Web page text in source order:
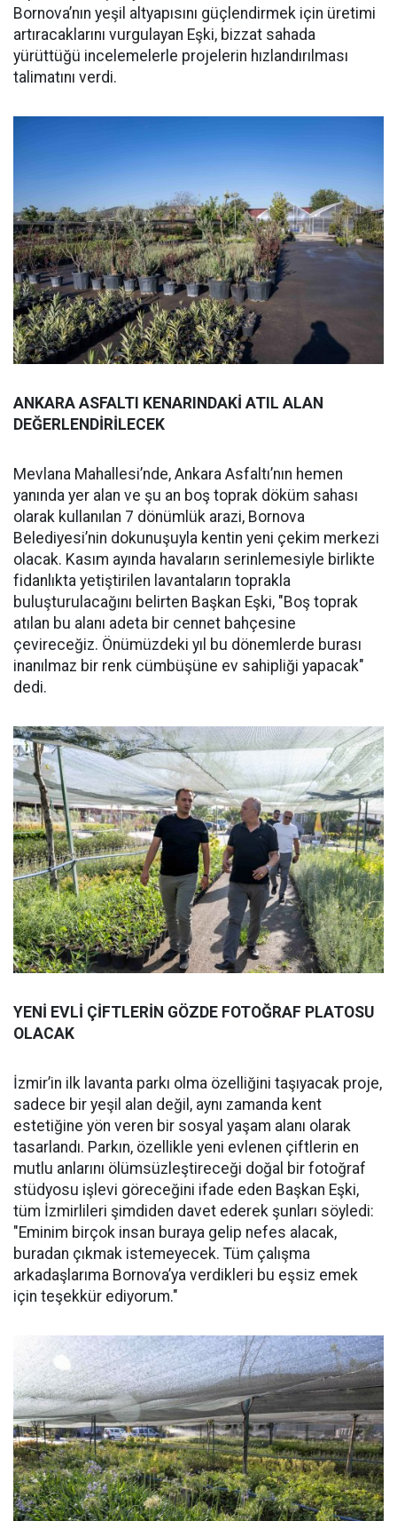
Bornova’nın yeşil altyapısını güçlendirmek için üretimi
artıracaklarını vurgulayan Eşki, bizzat sahada
yürüttüğü incelemelerle projelerin hızlandırılması
talimatını verdi.
ANKARA ASFALTI KENARINDAKİ ATIL ALAN
DEĞERLENDİRİLECEK
Mevlana Mahallesi’nde, Ankara Asfaltı’nın hemen
yanında yer alan ve şu an boş toprak döküm sahası
olarak kullanılan 7 dönümlük arazi, Bornova
Belediyesi’nin dokunuşuyla kentin yeni çekim merkezi
olacak. Kasım ayında havaların serinlemesiyle birlikte
fidanlıkta yetiştirilen lavantaların toprakla
buluşturulacağını belirten Başkan Eşki, "Boş toprak
atılan bu alanı adeta bir cennet bahçesine
çevireceğiz. Önümüzdeki yıl bu dönemlerde burası
inanılmaz bir renk cümbüşüne ev sahipliği yapacak"
dedi.
YENİ EVLİ ÇİFTLERİN GÖZDE FOTOĞRAF PLATOSU
OLACAK
İzmir’in ilk lavanta parkı olma özelliğini taşıyacak proje,
sadece bir yeşil alan değil, aynı zamanda kent
estetiğine yön veren bir sosyal yaşam alanı olarak
tasarlandı. Parkın, özellikle yeni evlenen çiftlerin en
mutlu anlarını ölümsüzleştireceği doğal bir fotoğraf
stüdyosu işlevi göreceğini ifade eden Başkan Eşki,
tüm İzmirlileri şimdiden davet ederek şunları söyledi:
"Eminim birçok insan buraya gelip nefes alacak,
buradan çıkmak istemeyecek. Tüm çalışma
arkadaşlarıma Bornova’ya verdikleri bu eşsiz emek
için teşekkür ediyorum."